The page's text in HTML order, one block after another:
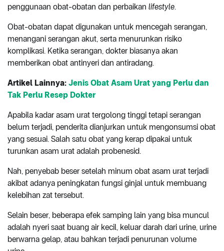
penggunaan obat-obatan dan perbaikan lifestyle.
Obat-obatan dapat digunakan untuk mencegah serangan,
menangani serangan akut, serta menurunkan risiko
komplikasi. Ketika serangan, dokter biasanya akan
memberikan obat antinyeri dan antiradang.
Artikel Lainnya: Jenis Obat Asam Urat yang Perlu dan
Tak Perlu Resep Dokter
Apabila kadar asam urat tergolong tinggi tetapi serangan
belum terjadi, penderita dianjurkan untuk mengonsumsi obat
yang sesuai. Salah satu obat yang kerap dipakai untuk
turunkan asam urat adalah probenesid.
Nah, penyebab beser setelah minum obat asam urat terjadi
akibat adanya peningkatan fungsi ginjal untuk membuang
kelebihan zat tersebut.
Selain beser, beberapa efek samping lain yang bisa muncul
adalah nyeri saat buang air kecil, keluar darah dari urine, urine
berwarna gelap, atau bahkan terjadi penurunan volume